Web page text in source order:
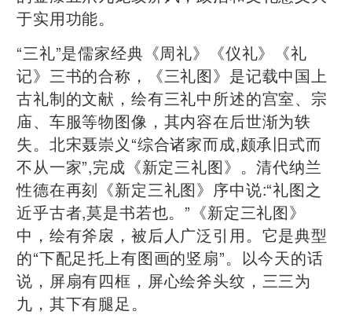
于实用功能。
“三礼”是儒家经典《周礼》《仪礼》《礼
记》三书的合称，《三礼图》是记载中国上
古礼制的文献，绘有三礼中所述的宫室、宗
庙、车服等物图像，其内容在后世渐为轶
失。北宋聂崇义“综合诸家而成,颇承旧式而
不从一家”,完成《新定三礼图》。清代纳兰
性德在再刻《新定三礼图》序中说:“礼图之
近乎古者,莫是书若也。”《新定三礼图》
中，绘有斧扆，被后人广泛引用。它是典型
的“下配足托上有图画的竖扇”。以今天的话
说，屏扇有四框，屏心绘斧头纹，三三为
九，其下有腿足。